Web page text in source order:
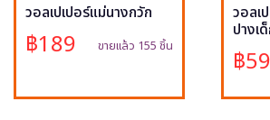
วอลเปเปอร์แม่นางกวัก
฿189 ขายแล้ว 155 ชิ้น
วอลเ
ปางเ
฿59